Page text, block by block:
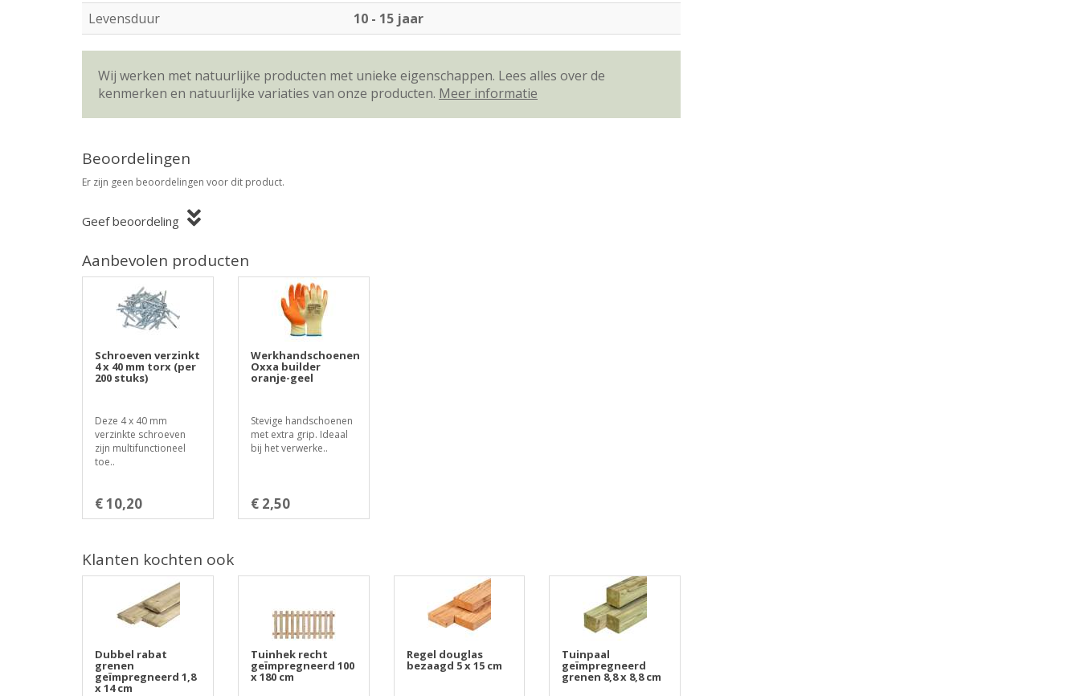
Levensduur
10 - 15 jaar
Wij werken met natuurlijke producten met unieke eigenschappen. Lees alles over de
kenmerken en natuurlijke variaties van onze producten. Meer informatie
Beoordelingen
Er zijn geen beoordelingen voor dit product.
Geef beoordeling
Aanbevolen producten
Schroeven verzinkt
4 x 40 mm torx (per
200 stuks)
Deze 4 x 40 mm
verzinkte schroeven
zijn multifunctioneel
toe..
€ 10,20
Werkhandschoenen
Oxxa builder
oranje-geel
Stevige handschoenen
met extra grip. Ideaal
bij het verwerke..
€ 2,50
Klanten kochten ook
Dubbel rabat
grenen
geïmpregneerd 1,8
x 14 cm
Tuinhek recht
geïmpregneerd 100
x 180 cm
Regel douglas
bezaagd 5 x 15 cm
Tuinpaal
geïmpregneerd
grenen 8,8 x 8,8 cm